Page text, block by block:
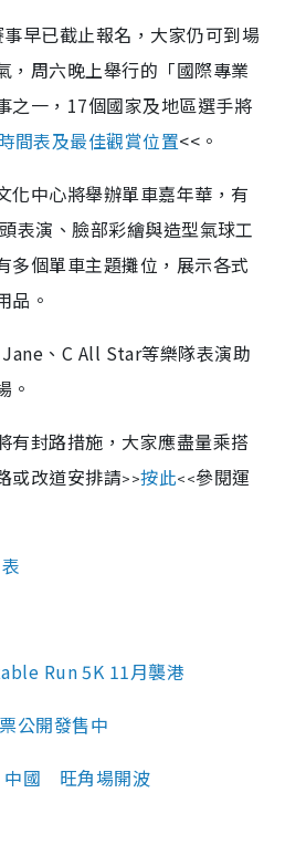
早已截止報名，大家仍可到場
，周六晚上舉行的「國際專業
之一，17個國家及地區選手將
間表及最佳觀賞位置<<。
化中心將舉辦單車嘉年華，有
表演、臉部彩繪與造型氣球工
多個單車主題攤位，展示各式
品。
、C All Star等樂隊表演助
。
有封路措施，大家應盡量乘搭
或改道安排請>>按此<<參閱運
Run 5K 11月襲港
公開發售中
中國 旺角場開波